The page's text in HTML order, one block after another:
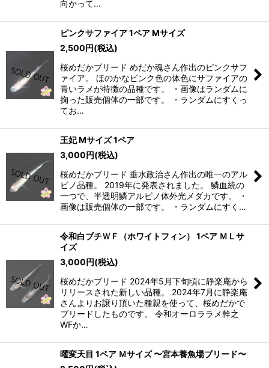
向かって…
ピンクサファイア 1ペア Mサイズ
2,500円(税込)
桜めだかブリード めだか魂さん作出のピンクサフ
ァイア。 ほのかなピンク色の体色にサファイアの
青いラメが特徴の品種です。 ・画像はランダムに
掬った販売個体の一部です。 ・ランダムにすくっ
てお…
王妃 Mサイズ 1ペア
3,000円(税込)
桜めだかブリード 垂水政治さん作出の唯一のアル
ビノ品種。 2019年に発表されました。 鱗血統の
一つで、半透明鱗アルビノ体外光メダカです。 ・
画像は販売個体の一部です。 ・ランダムにすく…
令和白ブチＷＦ（ホワイトフィン） 1ペア ＭＬサ
イズ
3,000円(税込)
桜めだかブリード 2024年5月下旬頃に静楽庵から
リリースされた新しい品種。 2024年7月に静楽庵
さんよりお譲り頂いた種親を使って、桜めだかで
ブリードしたものです。 令和オーロララメ幹之
WFか…
曜変天目 1ペア Ｍサイズ 〜宮本養魚場ブリード〜